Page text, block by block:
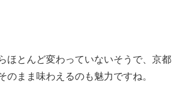
ほとんど変わっていないそうで、京都
のまま味わえるのも魅力ですね。